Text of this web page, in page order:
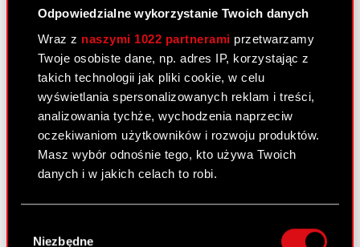
Odpowiedzialne wykorzystanie Twoich danych
Wraz z naszymi 1022 partnerami przetwarzamy
Twoje osobiste dane, np. adres IP, korzystając z
takich technologii jak pliki cookie, w celu
wyświetlania spersonalizowanych reklam i treści,
analizowania tychże, wychodzenia naprzeciw
oczekiwaniom użytkowników i rozwoju produktów.
Masz wybór odnośnie tego, kto używa Twoich
danych i w jakich celach to robi.
Gromadzić dane dotyczące Twojej
zgody
Niezbędne
dnia 29 listopada 2016 roku
PDF ESPI - RB 18/2023
Raport bieżący nr 17/2023
9 maja 2023 16:20